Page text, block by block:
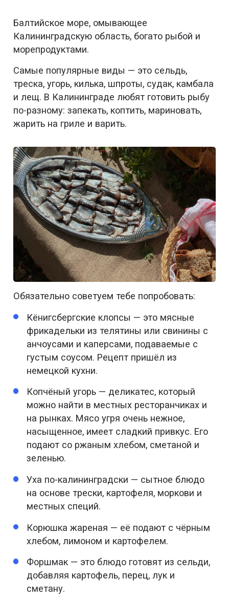
Балтийское море, омывающее
Калининградскую область, богато рыбой и
морепродуктами.
Самые популярные виды — это сельдь,
треска, угорь, килька, шпроты, судак, камбала
и лещ. В Калининграде любят готовить рыбу
по-разному: запекать, коптить, мариновать,
жарить на гриле и варить.
Обязательно советуем тебе попробовать:
Кёнигсбергские клопсы — это мясные
фрикадельки из телятины или свинины с
анчоусами и каперсами, подаваемые с
густым соусом. Рецепт пришёл из
немецкой кухни.
Копчёный угорь — деликатес, который
можно найти в местных ресторанчиках и
на рынках. Мясо угря очень нежное,
насыщенное, имеет сладкий привкус. Его
подают со ржаным хлебом, сметаной и
зеленью.
Уха по-калининградски — сытное блюдо
на основе трески, картофеля, моркови и
местных специй.
Корюшка жареная — её подают с чёрным
хлебом, лимоном и картофелем.
Форшмак — это блюдо готовят из сельди,
добавляя картофель, перец, лук и
сметану.